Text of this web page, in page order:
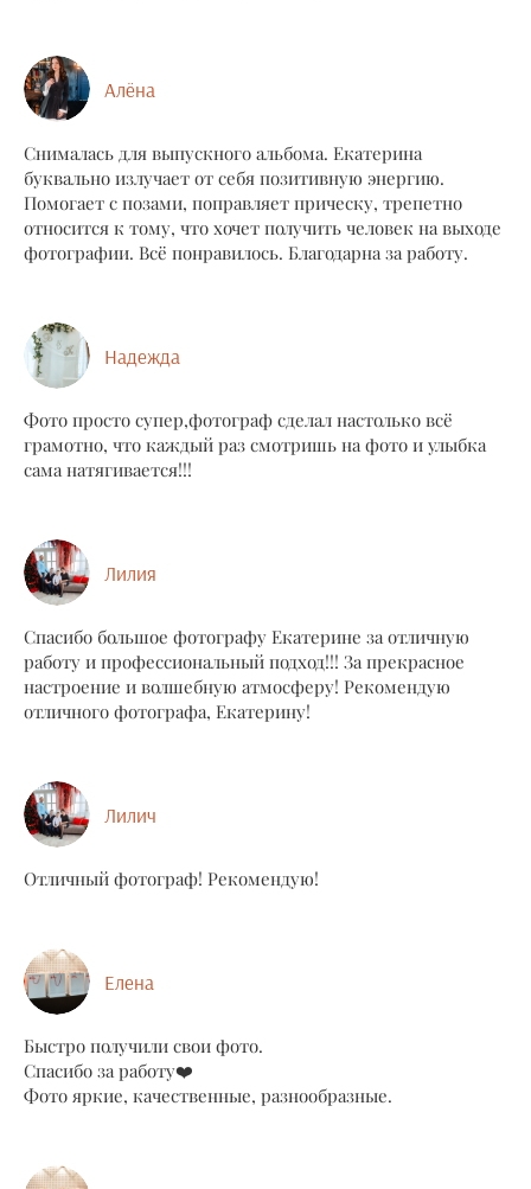
Алёна
Снималась для выпускного альбома. Екатерина
буквально излучает от себя позитивную энергию.
Помогает с позами, поправляет прическу, трепетно
относится к тому, что хочет получить человек на выходе
фотографии. Всё понравилось. Благодарна за работу.
Надежда
Фото просто супер,фотограф сделал настолько всё
грамотно, что каждый раз смотришь на фото и улыбка
сама натягивается!!!
Лилия
Спасибо большое фотографу Екатерине за отличную
работу и профессиональный подход!!! За прекрасное
настроение и волшебную атмосферу! Рекомендую
отличного фотографа, Екатерину!
Лилич
Отличный фотограф! Рекомендую!
Елена
Быстро получили свои фото.
Спасибо за работу❤️
Фото яркие, качественные, разнообразные.